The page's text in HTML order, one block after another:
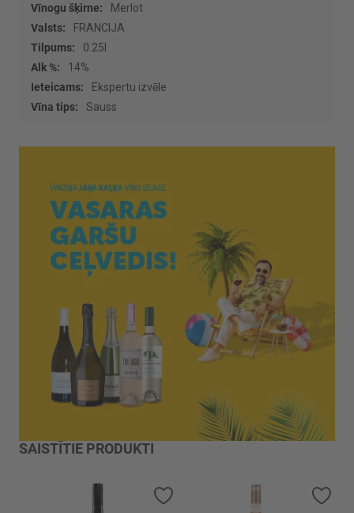
Vairāk
informācijas
Merlot
FRANCIJA
0.25l
14%
Ekspertu izvēle
Sauss
SAISTĪTIE PRODUKTI